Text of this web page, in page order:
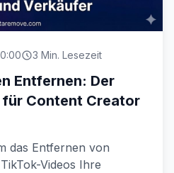
3 Min. Lesezeit
Entfernen: Der
Content Creator
das Entfernen von
Videos Ihre